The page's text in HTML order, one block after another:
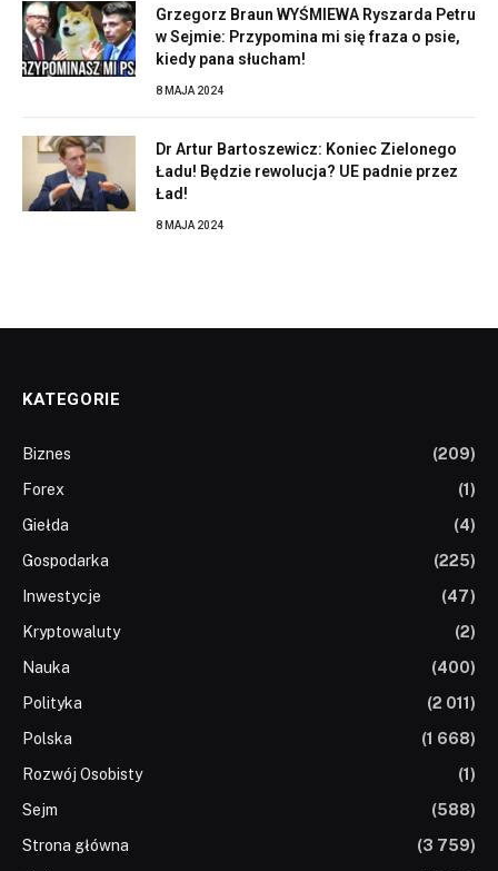
Grzegorz Braun WYŚMIEWA Ryszarda Petru
w Sejmie: Przypomina mi się fraza o psie,
kiedy pana słucham!
8 MAJA 2024
Dr Artur Bartoszewicz: Koniec Zielonego
Ładu! Będzie rewolucja? UE padnie przez
Ład!
8 MAJA 2024
KATEGORIE
Biznes
(209)
Forex
(1)
Giełda
(4)
Gospodarka
(225)
Inwestycje
(47)
Kryptowaluty
(2)
Nauka
(400)
Polityka
(2 011)
Polska
(1 668)
Rozwój Osobisty
(1)
Sejm
(588)
Strona główna
(3 759)